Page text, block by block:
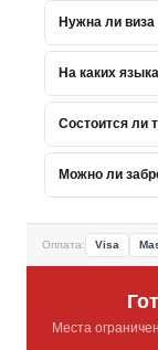
Нужна ли виза
На каких
Состоится ли
Можно ли
Оплата: Visa
Места